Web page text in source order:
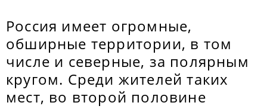
Россия имеет огромные,
обширные территории, в том
числе и северные, за полярным
кругом. Среди жителей таких
мест, во второй половине